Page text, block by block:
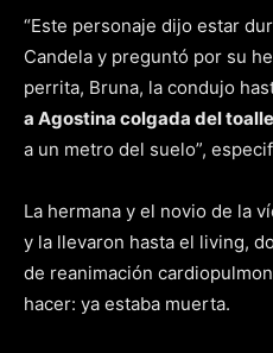
“Este personaje dijo estar
Candela y preguntó por su
perrita, Bruna, la condujo
a Agostina colgada del
a un metro del suelo”,
La hermana y el novio de la
y la llevaron hasta el living,
de reanimación
hacer: ya estaba muerta.